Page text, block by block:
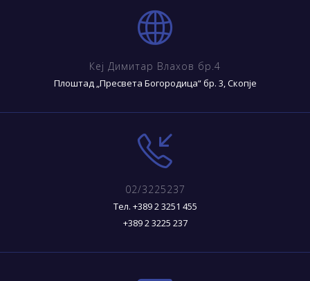
Кеј Димитар Влахов бр.4
Плоштад „Пресвета Богородица“ бр. 3, Скопје
02/3225237
Тел. +389 2 3251 455
+389 2 3225 237